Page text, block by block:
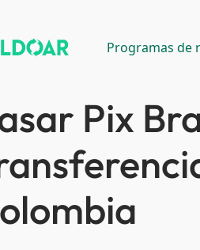
Programas de
Pix